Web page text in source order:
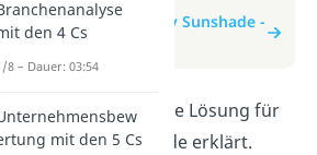
Beitrag: Case Study Sunshade -
diesem Video wird die Lösung für
Case Study Sunshade erklärt.
den 4 Cs
8 – Dauer: 03:54
mit den 5 Cs